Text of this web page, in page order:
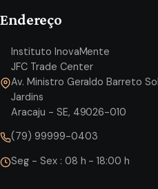
Endereço
Instituto InovaMente
JFC Trade Center
Av. Ministro Geraldo Barreto
Jardins
Aracaju - SE, 49026-010
(79) 99999-0403
Seg - Sex : 08 h - 18:00 h